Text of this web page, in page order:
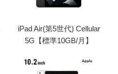
iPad Air(第5世代) Cellular
5G【標準10GB/月】